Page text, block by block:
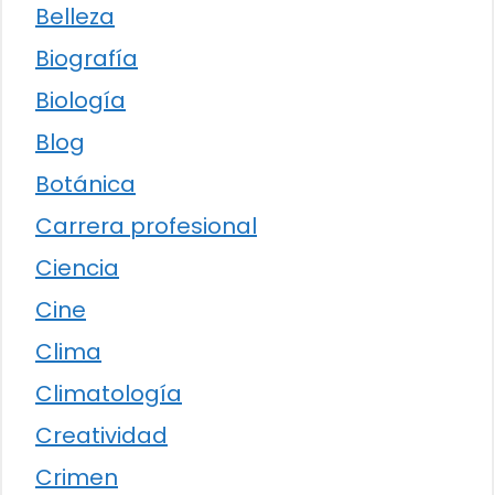
Belleza
Biografía
Biología
Blog
Botánica
Carrera profesional
Ciencia
Cine
Clima
Climatología
Creatividad
Crimen